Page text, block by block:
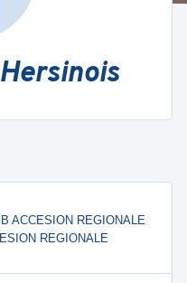
ACCESION REGIONALE
REGIONALE